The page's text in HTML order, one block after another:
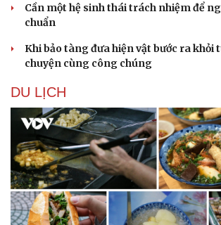
Cần một hệ sinh thái trách nhiệm để
chuẩn
Khi bảo tàng đưa hiện vật bước ra khỏi
chuyện cùng công chúng
DU LỊCH